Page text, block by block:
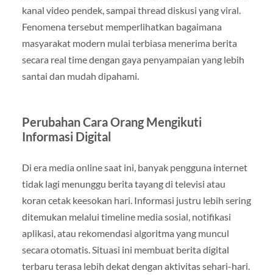
kanal video pendek, sampai thread diskusi yang viral.
Fenomena tersebut memperlihatkan bagaimana
masyarakat modern mulai terbiasa menerima berita
secara real time dengan gaya penyampaian yang lebih
santai dan mudah dipahami.
Perubahan Cara Orang Mengikuti
Informasi Digital
Di era media online saat ini, banyak pengguna internet
tidak lagi menunggu berita tayang di televisi atau
koran cetak keesokan hari. Informasi justru lebih sering
ditemukan melalui timeline media sosial, notifikasi
aplikasi, atau rekomendasi algoritma yang muncul
secara otomatis. Situasi ini membuat berita digital
terbaru terasa lebih dekat dengan aktivitas sehari-hari.